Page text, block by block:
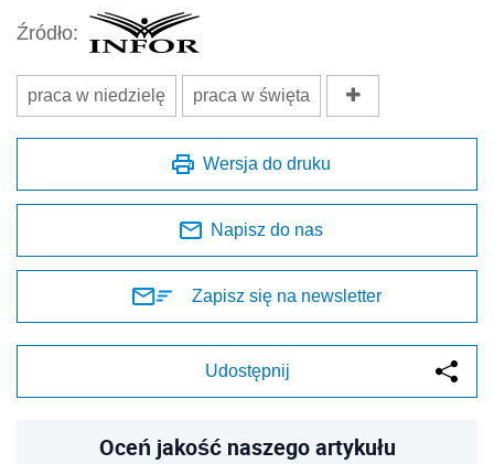
Źródło:
praca w niedzielę praca w święta
Wersja do druku
Napisz do nas
Zapisz się na newsletter
Udostępnij
Oceń jakość naszego artykułu